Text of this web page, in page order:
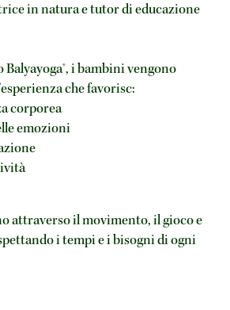
in natura e tutor di educazione
i bambini vengono
che favorisc:
corporea
emozioni
attraverso il movimento, il gioco e
i tempi e i bisogni di ogni